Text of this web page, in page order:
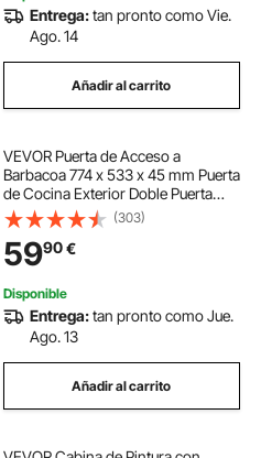
Entrega:tan pronto como Vie.
Ago. 14
Añadir al carrito
VEVOR Puerta de Acceso a
Barbacoa 774 x 533 x 45 mm Puerta
de Cocina Exterior Doble Puerta
Empotrada de Acero Inoxidable con
Manija para Isla de Barbacoa,
Estación de Parrilla, Armario
Exterior
(303)
5990€
Disponible
Entrega:tan pronto como Jue.
Ago. 13
Añadir al carrito